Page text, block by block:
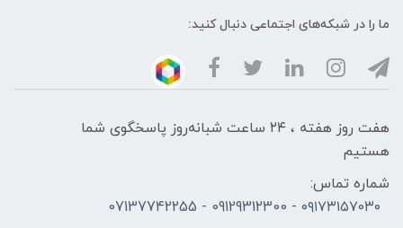
ما را در شبکه‌های اجتماعی دنبال کنید:
هفت روز هفته ، ۲۴ ساعت شبانه‌روز پاسخگوی شما
هستیم
شماره تماس:
۰۹۱۷۳۱۵۷۰۳۰ - 09129312300 - 07137742255